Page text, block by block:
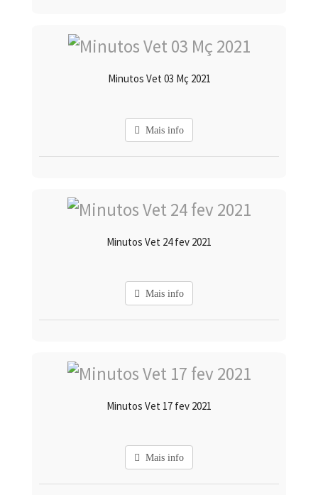
Minutos Vet 03 Mç 2021
Mais info
Minutos Vet 24 fev 2021
Mais info
Minutos Vet 17 fev 2021
Mais info